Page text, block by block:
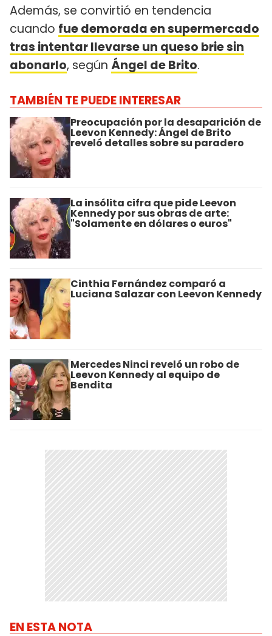
Además, se convirtió en tendencia
cuando fue demorada en supermercado
tras intentar llevarse un queso brie sin
abonarlo, según Ángel de Brito.
TAMBIÉN TE PUEDE INTERESAR
Preocupación por la desaparición de
Leevon Kennedy: Ángel de Brito
reveló detalles sobre su paradero
La insólita cifra que pide Leevon
Kennedy por sus obras de arte:
"Solamente en dólares o euros"
Cinthia Fernández comparó a
Luciana Salazar con Leevon Kennedy
Mercedes Ninci reveló un robo de
Leevon Kennedy al equipo de
Bendita
EN ESTA NOTA